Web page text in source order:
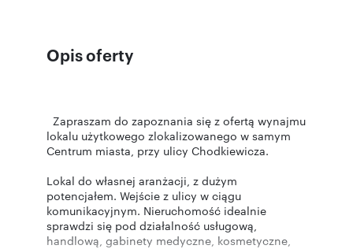
Opis oferty
Zapraszam do zapoznania się z ofertą wynajmu
lokalu użytkowego zlokalizowanego w samym
Centrum miasta, przy ulicy Chodkiewicza.
Lokal do własnej aranżacji, z dużym
potencjałem. Wejście z ulicy w ciągu
komunikacyjnym. Nieruchomość idealnie
sprawdzi się pod działalność usługową,
handlową, gabinety medyczne, kosmetyczne,